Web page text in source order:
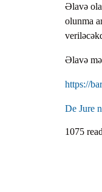
Əlavə
olunma
Əlavə
https://
De Jure
1075